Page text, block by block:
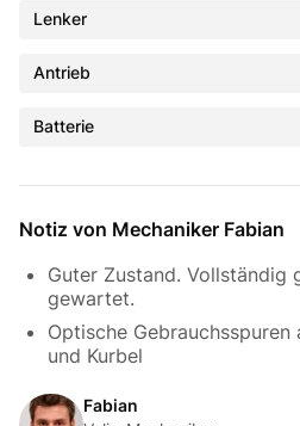
Lenker
Antrieb
Batterie
Notiz von Mechaniker Fabian
Guter Zustand. Vollständig
gewartet.
Optische Gebrauchsspuren
und Kurbel
Fabian